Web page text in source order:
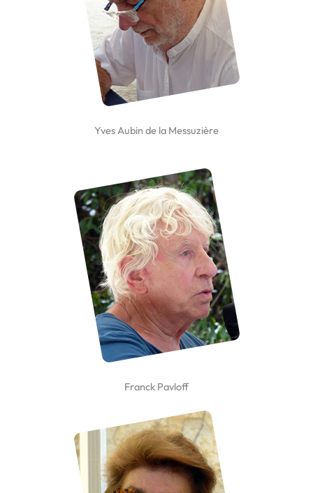
Yves Aubin de la Messuzière
Franck Pavloff